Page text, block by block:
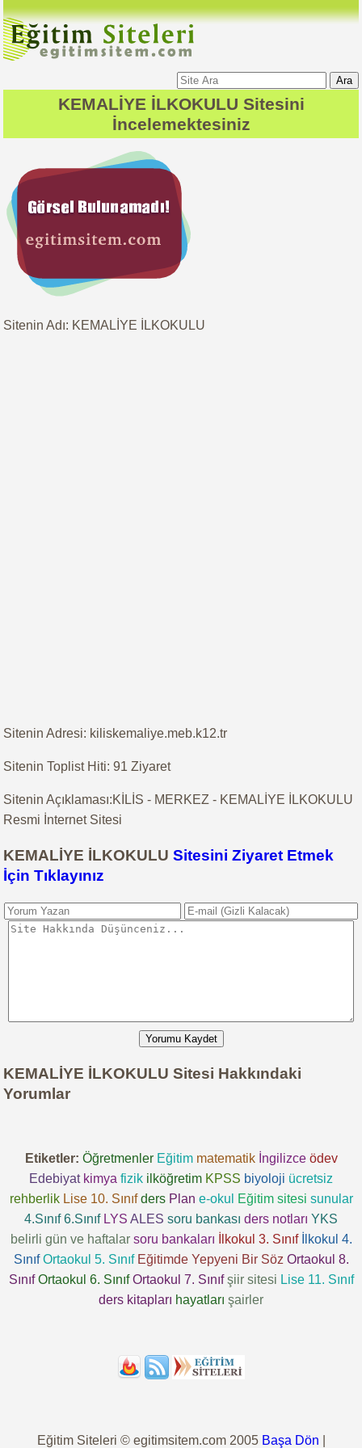
Ara
KEMALİYE İLKOKULU Sitesini
İncelemektesiniz
Sitenin Adı: KEMALİYE İLKOKULU
Sitenin Adresi: kiliskemaliye.meb.k12.tr
Sitenin Toplist Hiti: 91 Ziyaret
Sitenin Açıklaması:KİLİS - MERKEZ - KEMALİYE İLKOKULU
Resmi İnternet Sitesi
KEMALİYE İLKOKULUSitesini Ziyaret Etmek
İçin Tıklayınız
Yorumu Kaydet
KEMALİYE İLKOKULU Sitesi Hakkındaki
Yorumlar
Etiketler: Öğretmenler Eğitim matematik İngilizce ödev
Edebiyat kimya fizik ilköğretim KPSS biyoloji ücretsiz
rehberlik Lise 10. Sınıf ders Plan e-okul Eğitim sitesi sunular
4.Sınıf 6.Sınıf LYS ALES soru bankası ders notları YKS
belirli gün ve haftalar soru bankaları İlkokul 3. Sınıf
İlkokul 4.
Sınıf Ortaokul 5. Sınıf Eğitimde Yepyeni Bir Söz Ortaokul 8.
Sınıf Ortaokul 6. Sınıf Ortaokul 7. Sınıf şiir sitesi Lise 11. Sınıf
ders kitapları hayatları şairler
Eğitim Siteleri © egitimsitem.com 2005 Başa Dön